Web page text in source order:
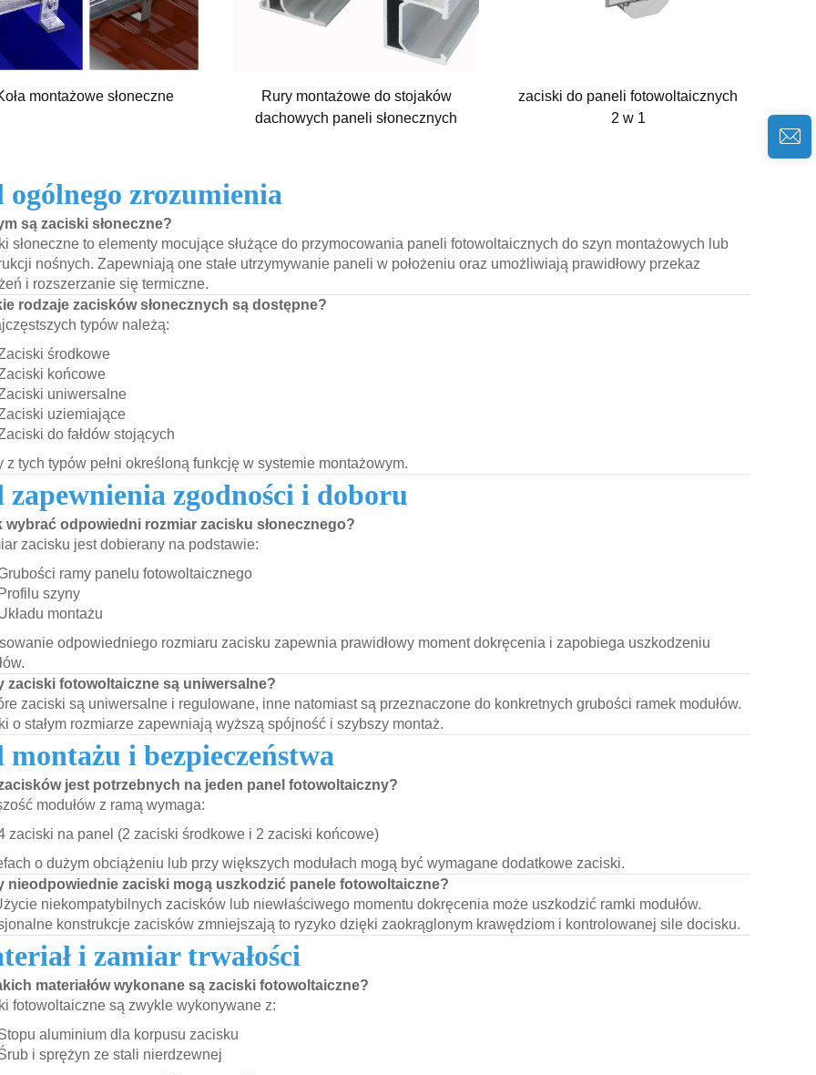
montażowe słoneczne
Rury montażowe do stojaków
dachowych paneli słonecznych
zaciski do paneli fotowoltaicznych
2 w 1
ogólnego zrozumienia
są zaciski słoneczne?
słoneczne to elementy mocujące służące do przymocowania paneli fotowoltaicznych do szyn montażowych lub
nośnych. Zapewniają one stałe utrzymywanie paneli w położeniu oraz umożliwiają prawidłowy przekaz
i rozszerzanie się termiczne.
rodzaje zacisków słonecznych są dostępne?
typów należą:
środkowe
końcowe
uniwersalne
uziemiające
do fałdów stojących
z tych typów pełni określoną funkcję w systemie montażowym.
zapewnienia zgodności i doboru
wybrać odpowiedni rozmiar zacisku słonecznego?
zacisku jest dobierany na podstawie:
ramy panelu fotowoltaicznego
szyny
montażu
odpowiedniego rozmiaru zacisku zapewnia prawidłowy moment dokręcenia i zapobiega uszkodzeniu
zaciski fotowoltaiczne są uniwersalne?
zaciski są uniwersalne i regulowane, inne natomiast są przeznaczone do konkretnych grubości ramek modułów.
o stałym rozmiarze zapewniają wyższą spójność i szybszy montaż.
montażu i bezpieczeństwa
jest potrzebnych na jeden panel fotowoltaiczny?
modułów z ramą wymaga:
zaciski na panel (2 zaciski środkowe i 2 zaciski końcowe)
o dużym obciążeniu lub przy większych modułach mogą być wymagane dodatkowe zaciski.
nieodpowiednie zaciski mogą uszkodzić panele fotowoltaiczne?
niekompatybilnych zacisków lub niewłaściwego momentu dokręcenia może uszkodzić ramki modułów.
konstrukcje zacisków zmniejszają to ryzyko dzięki zaokrąglonym krawędziom i kontrolowanej sile docisku.
i zamiar trwałości
materiałów wykonane są zaciski fotowoltaiczne?
fotowoltaiczne są zwykle wykonywane z:
aluminium dla korpusu zacisku
i sprężyn ze stali nierdzewnej